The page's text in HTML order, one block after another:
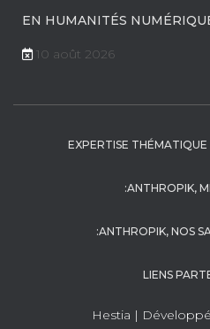
EN HUMANITÉS
10 août 2026
EXPERTISE THÉMATIQUE
:ANTHROPIK,
:ANTHROPIK, NOS
LIENS
Hestia |